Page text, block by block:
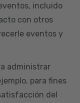
incluido
con otros
eventos y
administrar
para fines
del